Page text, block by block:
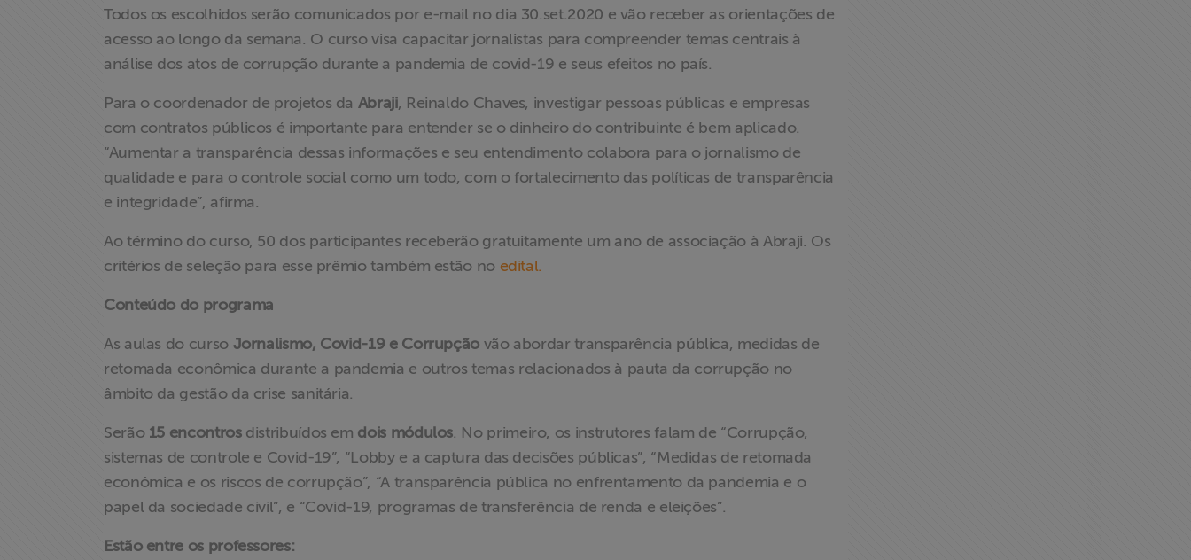
>> Conteúdo
exclusivo para
Assine a nossa
Fale Conosco
Todos os escolhidos serão comunicados por e-mail no dia 30.set.2020 e vão receber as orientações de
acesso ao longo da semana. O curso visa capacitar jornalistas para compreender temas centrais à
análise dos atos de corrupção durante a pandemia de covid-19 e seus efeitos no país.
Para o coordenador de projetos da Abraji, Reinaldo Chaves, investigar pessoas públicas e empresas
com contratos públicos é importante para entender se o dinheiro do contribuinte é bem aplicado.
“Aumentar a transparência dessas informações e seu entendimento colabora para o jornalismo de
qualidade e para o controle social como um todo, com o fortalecimento das políticas de transparência
e integridade”, afirma.
Ao término do curso, 50 dos participantes receberão gratuitamente um ano de associação à Abraji. Os
critérios de seleção para esse prêmio também estão no edital.
Conteúdo do programa
As aulas do curso Jornalismo, Covid-19 e Corrupção vão abordar transparência pública, medidas de
retomada econômica durante a pandemia e outros temas relacionados à pauta da corrupção no
âmbito da gestão da crise sanitária.
Serão 15 encontrosdistribuídos em dois módulos. No primeiro, os instrutores falam de “Corrupção,
sistemas de controle e Covid-19”, “Lobby e a captura das decisões públicas”, “Medidas de retomada
econômica e os riscos de corrupção”, “A transparência pública no enfrentamento da pandemia e o
papel da sociedade civil”, e “Covid-19, programas de transferência de renda e eleições”.
Estão entre os professores: